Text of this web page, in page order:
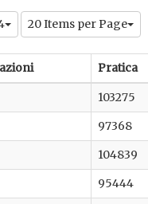
20 Items per Page
Pratica
103275
97368
104839
95444